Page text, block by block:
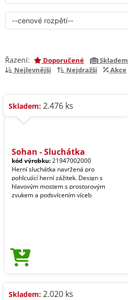
Řazení: Doporučené Skladem
Nejlevnější
Nejdražší Akce
Skladem: 2.476 ks
Sohan - Sluchátka
kód výrobku:21947002000
Herní sluchátka navržená pro
pohlcující herní zážitek. Design s
hlavovým mostem s prostorovým
zvukem a podsvícením víceb
Skladem: 2.020 ks